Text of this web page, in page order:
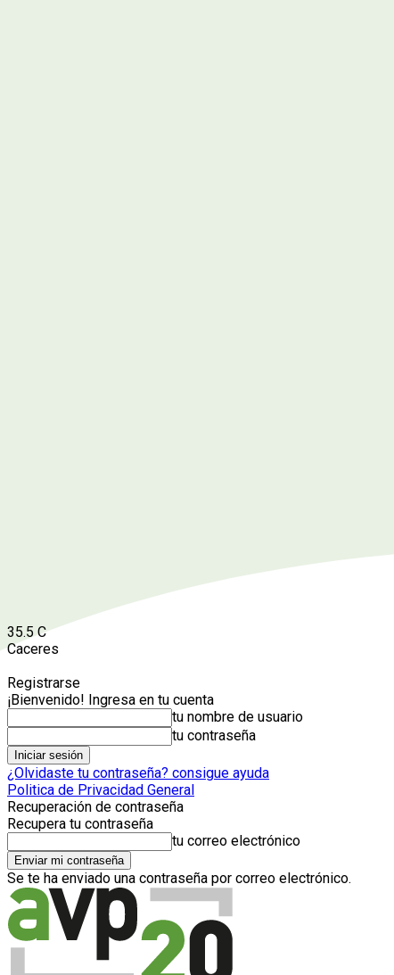
35.5 C
Caceres
Registrarse
¡Bienvenido! Ingresa en tu cuenta
tu nombre de usuario
tu contraseña
¿Olvidaste tu contraseña? consigue ayuda
Politica de Privacidad General
Recuperación de contraseña
Recupera tu contraseña
tu correo electrónico
Se te ha enviado una contraseña por correo electrónico.